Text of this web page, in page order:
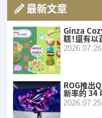
最新文章
Ginza
糕！還有
ROG推出
新率的 34